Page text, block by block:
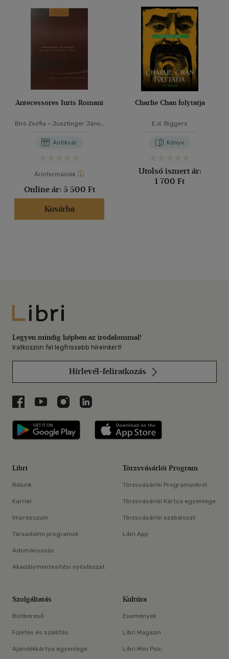
Antecessores Iuris Romani
Biró Zsófia - Jusztinger János
Antikvár
Árinformációk
Online ár: 5 500 Ft
Kosárba
Charlie Chan folytatja
E.d. Biggers
Könyv
Utolsó ismert ár:
1 700 Ft
Libri
Legyen mindig képben az irodalommal!
Iratkozzon fel legfrissebb híreinkért!
Hírlevél-feliratkozás
Libri a Facebookon
Libri a Youtube-on
Libri az Instagramon
Libri a LinkedInen
Libri applikáció Szerezd meg: Google
Libri
Rólunk
Karrier
Impresszum
Társadalmi programok
Adományozás
Akadálymentesítési nyilatkozat
Törzsvásárlói Program
Törzsvásárlói Programunkról
Törzsvásárlói Kártya egyenlege
Törzsvásárlói szabályzat
Libri App
Szolgáltatás
Boltkereső
Fizetés és szállítás
Ajándékkártya egyenlege
Kultúra
Események
Libri Magazin
Libri Mini Polc